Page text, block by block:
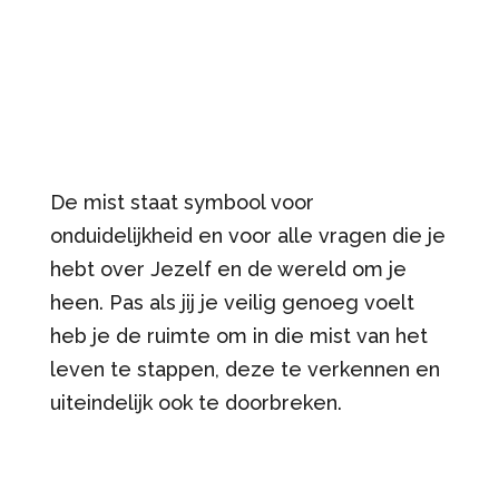
De mist staat symbool voor
onduidelijkheid en voor alle vragen die je
hebt over Jezelf en de wereld om je
heen. Pas als jij je veilig genoeg voelt
heb je de ruimte om in die mist van het
leven te stappen, deze te verkennen en
uiteindelijk ook te doorbreken.